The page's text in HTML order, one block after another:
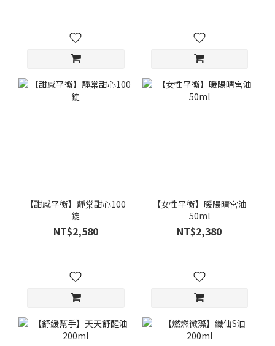
【甜感平衡】靜棠甜心100
錠
NT$2,580
【女性平衡】暖陽晴宮油
50ml
NT$2,380